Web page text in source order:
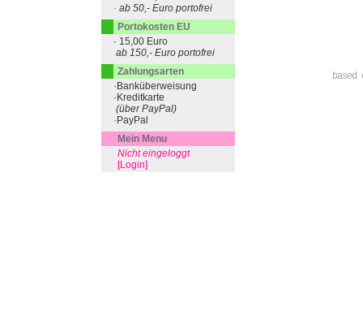
· ab 50,- Euro portofrei
Portokosten EU
· 15,00 Euro
ab 150,- Euro portofrei
Zahlungsarten
·Banküberweisung
·Kreditkarte
(über PayPal)
·PayPal
Mein Menu
Nicht eingeloggt
[Login]